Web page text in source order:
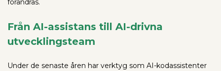
förändras.
Från AI-assistans till AI-drivna
utvecklingsteam
Under de senaste åren har verktyg som AI-kodassistenter